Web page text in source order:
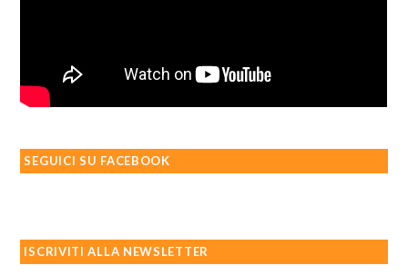
SEGUICI SU FACEBOOK
ISCRIVITI ALLA NEWSLETTER